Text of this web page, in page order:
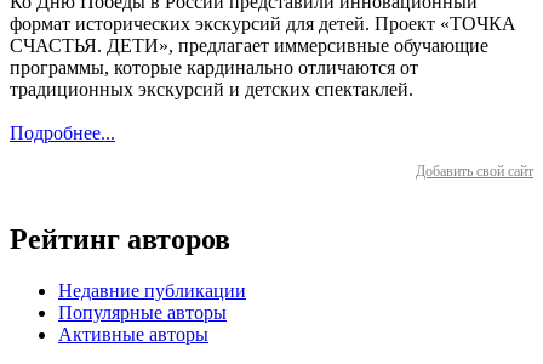
формат исторических экскурсий для детей. Проект «ТОЧКА
СЧАСТЬЯ. ДЕТИ», предлагает иммерсивные обучающие
программы, которые кардинально отличаются от
традиционных экскурсий и детских спектаклей.
Подробнее...
Добавить свой сайт
Рейтинг авторов
Недавние публикации
Популярные авторы
Активные авторы